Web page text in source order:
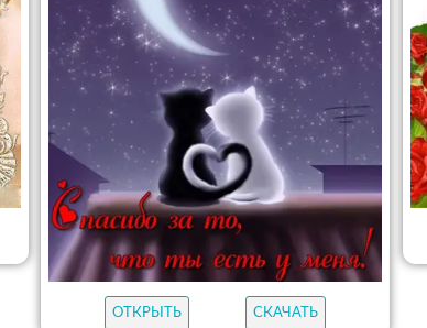
ОТКРЫТЬ СКАЧАТЬ